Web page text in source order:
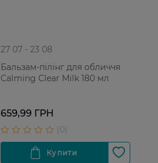
27 07 - 23 08
Бальзам-пілінг для обличчя
Calming Clear Milk 180 мл
659,99 ГРН